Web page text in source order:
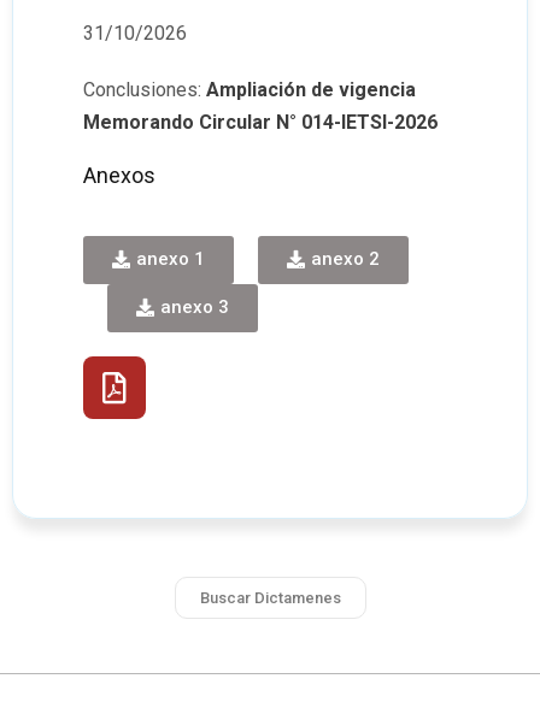
31/10/2026
Conclusiones: Ampliación de vigencia
Memorando Circular N° 014-IETSI-2026
Anexos
anexo 1 anexo 2
anexo 3
Buscar Dictamenes